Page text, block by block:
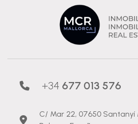
+34 677 013 576
C/ Mar 22, 07650 Santanyí